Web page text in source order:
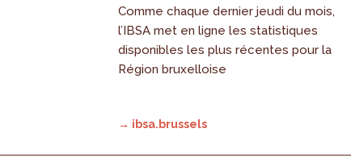
Comme chaque dernier jeudi du mois,
l’IBSA met en ligne les statistiques
disponibles les plus récentes pour la
Région bruxelloise
→ ibsa.brussels